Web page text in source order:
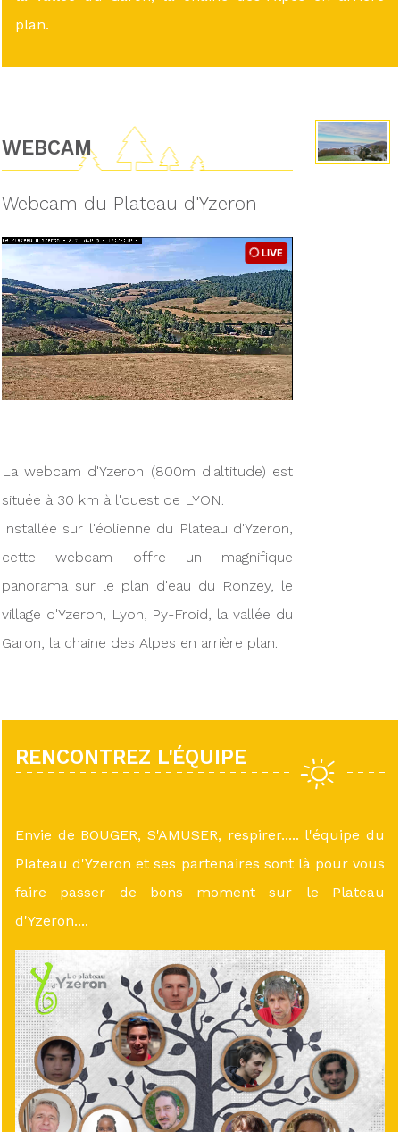
plan.
WEBCAM
Webcam du Plateau d'Yzeron
La webcam d'Yzeron (800m d'altitude) est
située à 30 km à l'ouest de LYON.
Installée sur l'éolienne du Plateau d'Yzeron,
cette webcam offre un magnifique
panorama sur le plan d'eau du Ronzey, le
village d'Yzeron, Lyon, Py-Froid, la vallée du
Garon, la chaine des Alpes en arrière plan.
RENCONTREZ L'ÉQUIPE
Envie de BOUGER, S'AMUSER, respirer..... l'équipe du
Plateau d'Yzeron et ses partenaires sont là pour vous
faire passer de bons moment sur le Plateau
d'Yzeron....